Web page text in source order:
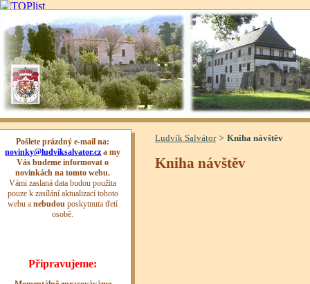
Ludvík Salvátor> Kniha návštěv
Kniha návštěv